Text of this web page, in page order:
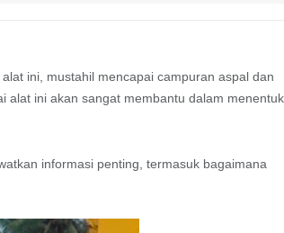
ini, mustahil mencapai campuran aspal dan
alat ini akan sangat membantu dalam
informasi penting, termasuk bagaimana